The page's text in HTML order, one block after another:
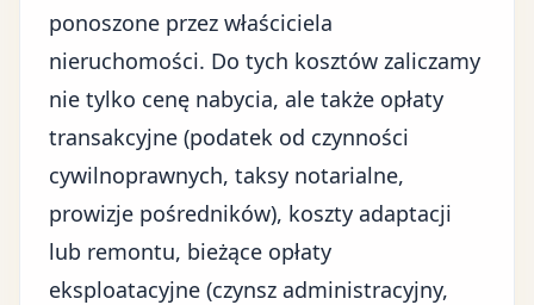
ponoszone przez właściciela
nieruchomości. Do tych kosztów zaliczamy
nie tylko cenę nabycia, ale także opłaty
transakcyjne (podatek od czynności
cywilnoprawnych, taksy notarialne,
prowizje pośredników), koszty adaptacji
lub remontu, bieżące opłaty
eksploatacyjne (czynsz administracyjny,